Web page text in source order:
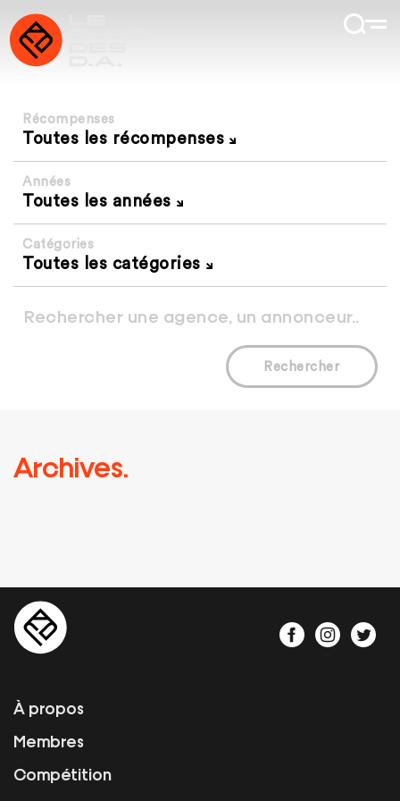
Récompenses
Toutes les récompenses
Années
Toutes les années
Catégories
Toutes les catégories
Rechercher
Archives.
À propos
Membres
Compétition